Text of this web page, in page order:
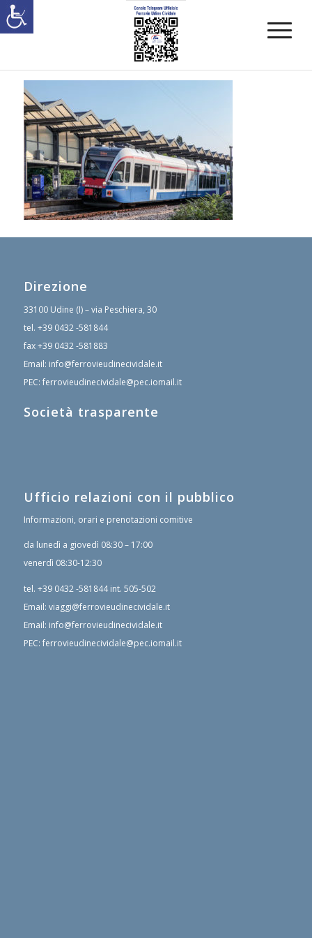
Direzione
33100 Udine (I) – via Peschiera, 30
tel. +39 0432 -581844
fax+39 0432 -581883
Email: info@ferrovieudinecividale.it
PEC: ferrovieudinecividale@pec.iomail.it
Società trasparente
Ufficio relazioni con il pubblico
Informazioni, orari e prenotazioni comitive
da lunedì a giovedì 08:30 – 17:00
venerdì 08:30-12:30
tel. +39 0432 -581844int. 505-502
Email: viaggi@ferrovieudinecividale.it
Email: info@ferrovieudinecividale.it
PEC: ferrovieudinecividale@pec.iomail.it